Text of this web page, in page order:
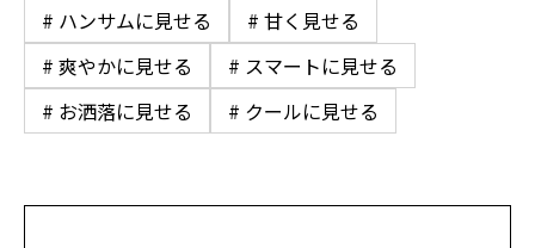
# ハンサムに見せる
# 甘く見せる
# 爽やかに見せる
# スマートに見せる
# お洒落に見せる
# クールに見せる